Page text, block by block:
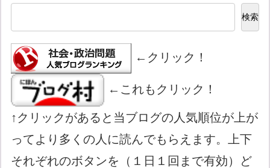
検索
←クリック！
←これもクリック！
↑クリックがあると当ブログの人気順位が上が
ってより多くの人に読んでもらえます。上下
それぞれのボタンを（１日１回まで有効）ど